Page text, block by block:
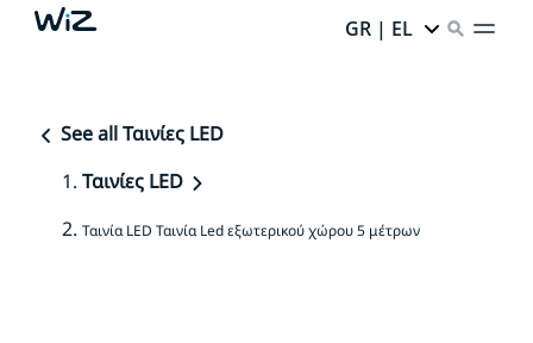
GR | EL
See all Ταινίες LED
Ταινίες LED
Ταινία LED Ταινία Led εξωτερικού χώρου 5 μέτρων